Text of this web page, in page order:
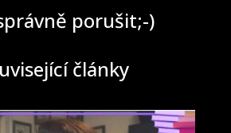
porušit;-)
články